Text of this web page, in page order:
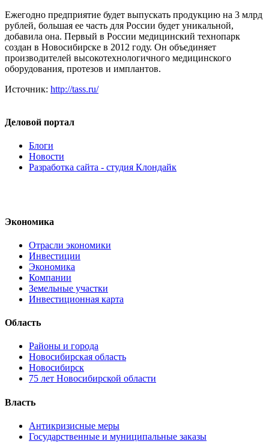
Ежегодно предприятие будет выпускать продукцию на 3 млрд
рублей, большая ее часть для России будет уникальной,
добавила она. Первый в России медицинский технопарк
создан в Новосибирске в 2012 году. Он объединяет
производителей высокотехнологичного медицинского
оборудования, протезов и имплантов.
Источник: http://tass.ru/
Деловой портал
Блоги
Новости
Разработка сайта - студия Клондайк
Экономика
Отрасли экономики
Инвестиции
Экономика
Компании
Земельные участки
Инвестиционная карта
Область
Районы и города
Новосибирская область
Новосибирск
75 лет Новосибирской области
Власть
Антикризисные меры
Государственные и муниципальные заказы